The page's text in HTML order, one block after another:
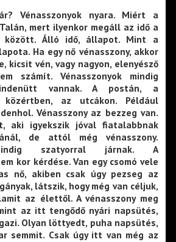
Vénasszonyok nyara. Miért a
mert ilyenkor megáll az idő a
között. Álló idő, állapot. Mint a
Ha egy nő vénasszony, akkor
kicsit vén, vagy nagyon, elenyésző
számít. Vénasszonyok mindig
vannak. A postán, a
közértben, az utcákon. Például
Vénasszony az bezzeg van.
aki igyekszik jóval fiatalabbnak
de attól még vénasszony.
szatyorral járnak. A
kor kérdése. Van egy csomó vele
nő, akiben csak úgy pezseg az
látszik, hogy még van céljuk,
az élettől. A vénasszony meg
az itt tengődő nyári napsütés,
Olyan löttyedt, puha napsütés,
semmit. Csak úgy itt van még az